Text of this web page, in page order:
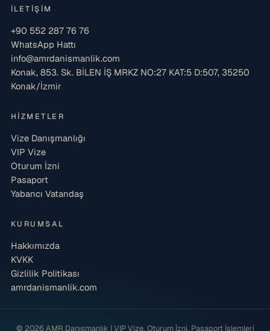
İLETIŞIM
+90 552 287 76 76
WhatsApp Hattı
info@amrdanismanlik.com
Konak, 853. Sk. BİLEN İŞ MRKZ NO:27 KAT:5 D:507, 35250
Konak/İzmir
HIZMETLER
Vize Danışmanlığı
VIP Vize
Oturum İzni
Pasaport
Yabancı Vatandaş
KURUMSAL
Hakkımızda
KVKK
Gizlilik Politikası
amrdanismanlik.com
© 2026 AMR Danışmanlık | VIP Vize, Oturum İzni, Pasaport İşlemleri